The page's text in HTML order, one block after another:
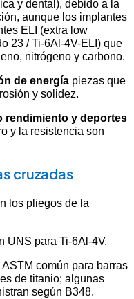
y dental), debido a la
aunque los implantes
ELI (extra low
23 / Ti-6Al-4V-ELI) que
nitrógeno y carbono.
de energía piezas que
y solidez.
rendimiento y deportes
y la resistencia son
cruzadas
los pliegos de la
UNS para Ti-6Al-4V.
común para barras
de titanio; algunas
según B348.